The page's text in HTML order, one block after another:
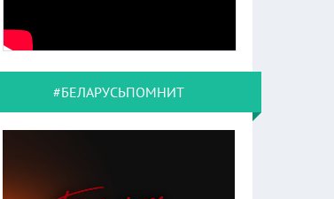
#БЕЛАРУСЬПОМНИТ